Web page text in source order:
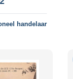
handelaar